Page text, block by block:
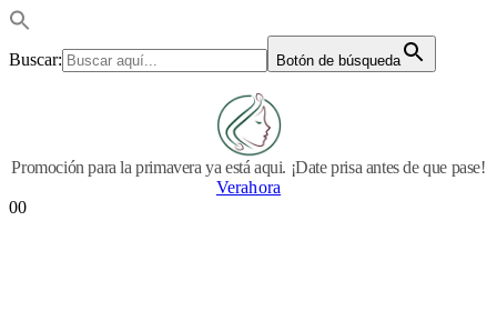
Buscar: Botón de búsqueda
Promoción para la primavera ya está aqui. ¡Date prisa antes de que pase!
Verahora
00